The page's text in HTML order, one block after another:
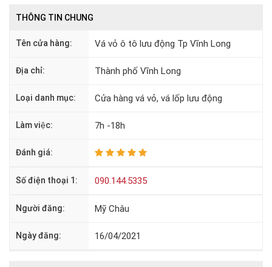
THÔNG TIN CHUNG
Tên cửa hàng: Vá vỏ ô tô lưu động Tp Vĩnh Long
Địa chỉ: Thành phố Vĩnh Long
Loại danh mục: Cửa hàng vá vỏ, vá lốp lưu động
Làm việc: 7h -18h
Đánh giá:
Số điện thoại 1: 090.144.5335
Người đăng: Mỹ Châu
Ngày đăng: 16/04/2021